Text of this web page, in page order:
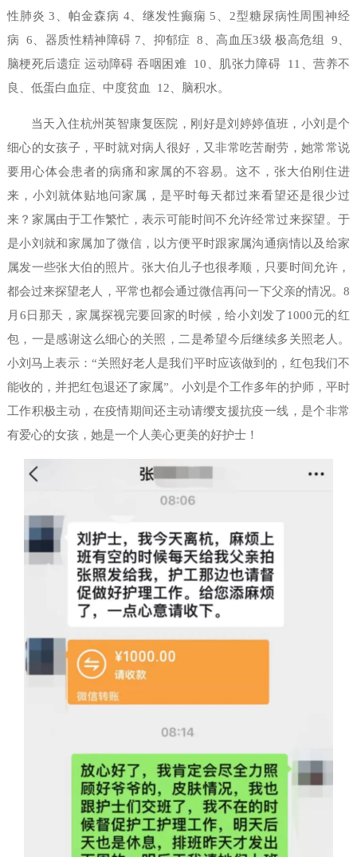
性肺炎 3、帕金森病 4、继发性癫痫 5、2型糖尿病性周围神经
病 6、器质性精神障碍 7、抑郁症 8、高血压3级 极高危组 9、
脑梗死后遗症 运动障碍 吞咽困难 10、肌张力障碍 11、营养不
良、低蛋白血症、中度贫血 12、脑积水。
当天入住杭州英智康复医院，刚好是刘婷婷值班，小刘是个
细心的女孩子，平时就对病人很好，又非常吃苦耐劳，她常常说
要用心体会患者的病痛和家属的不容易。这不，张大伯刚住进
来，小刘就体贴地问家属，是平时每天都过来看望还是很少过
来？家属由于工作繁忙，表示可能时间不允许经常过来探望。于
是小刘就和家属加了微信，以方便平时跟家属沟通病情以及给家
属发一些张大伯的照片。张大伯儿子也很孝顺，只要时间允许，
都会过来探望老人，平常也都会通过微信再问一下父亲的情况。8
月6日那天，家属探视完要回家的时候，给小刘发了1000元的红
包，一是感谢这么细心的关照，二是希望今后继续多关照老人。
小刘马上表示：“关照好老人是我们平时应该做到的，红包我们不
能收的，并把红包退还了家属”。小刘是个工作多年的护师，平时
工作积极主动，在疫情期间还主动请缨支援抗疫一线，是个非常
有爱心的女孩，她是一个人美心更美的好护士！